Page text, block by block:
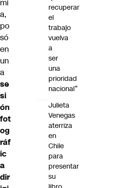
mi
a,
po
só
en
un
a
se
si
ón
fot
og
ráf
ic
a
dir
recuperar
el
trabajo
vuelva
a
ser
una
prioridad
nacional”
Julieta
Venegas
aterriza
en
Chile
para
presentar
su